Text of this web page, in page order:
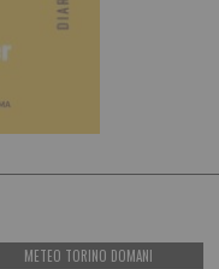
METEO TORINO DOMANI